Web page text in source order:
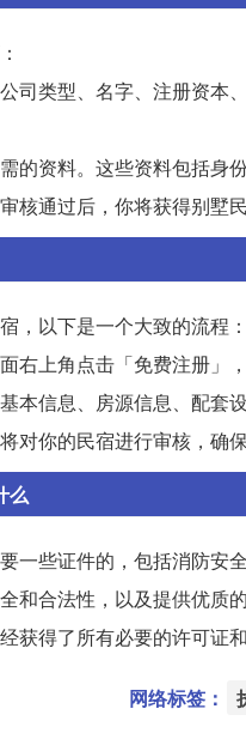
司类型、名字、注册资
的资料。这些资料包括身
核通过后，你将获得别墅
，以下是一个大致的流程：
右上角点击「免费注册」，
本信息、房源信息、配
对你的民宿进行审核，确
么
一些证件的，包括消防安
和合法性，以及提供优质的
获得了所有必要的许可证和
网络标签：